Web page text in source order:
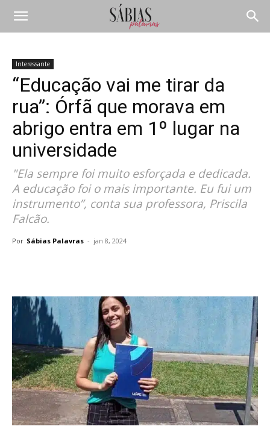
Interessante
“Educação vai me tirar da
rua”: Órfã que morava em
abrigo entra em 1º lugar na
universidade
"Ela sempre foi muito esforçada e dedicada.
A educação foi o mais importante. Eu fui um
instrumento”, conta sua professora, Priscila
Falcão.
Por Sábias Palavras - jan 8, 2024